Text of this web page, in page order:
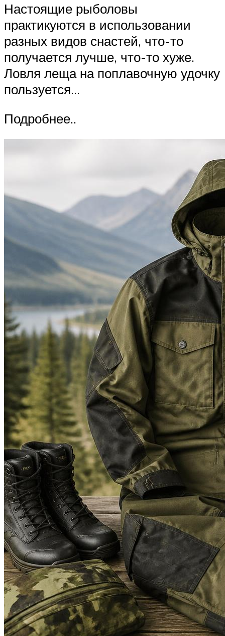
Настоящие рыболовы
практикуются в использовании
разных видов снастей, что-то
получается лучше, что-то хуже.
Ловля леща на поплавочную удочку
пользуется…
Подробнее..